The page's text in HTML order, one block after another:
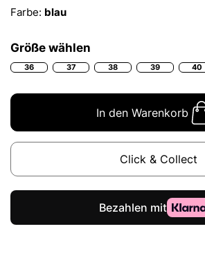
Farbe: blau
Größe wählen
36 37 38 39 40
In den Warenkorb
Click & Collect